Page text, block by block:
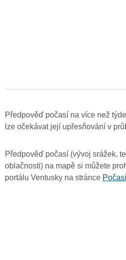
Předpověď počasí na více než
lze očekávat její upřesňování v
Předpověď počasí (vývoj srážek,
oblačnosti) na mapě si můžete
portálu Ventusky na stránce